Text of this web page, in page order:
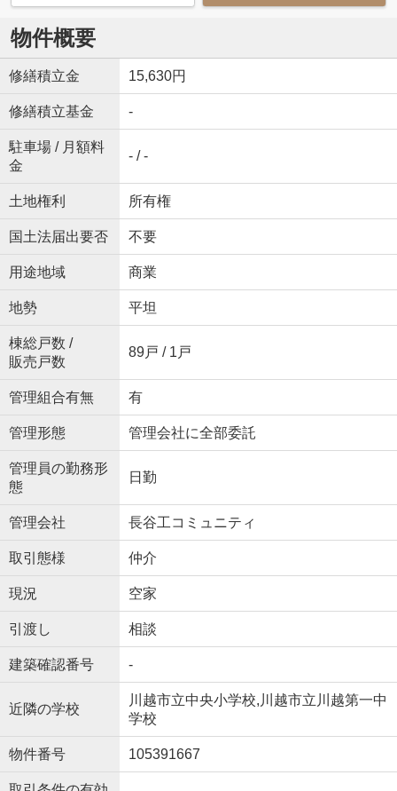
物件概要
修繕積立金 15,630円
修繕積立基金 -
駐車場 / 月額料
金
- / -
土地権利 所有権
国土法届出要否 不要
用途地域 商業
地勢 平坦
棟総戸数 /
販売戸数
89戸 / 1戸
管理組合有無 有
管理形態 管理会社に全部委託
管理員の勤務形
態
日勤
管理会社 長谷工コミュニティ
取引態様 仲介
現況 空家
引渡し 相談
建築確認番号 -
近隣の学校
川越市立中央小学校,川越市立川越第一中
学校
物件番号 105391667